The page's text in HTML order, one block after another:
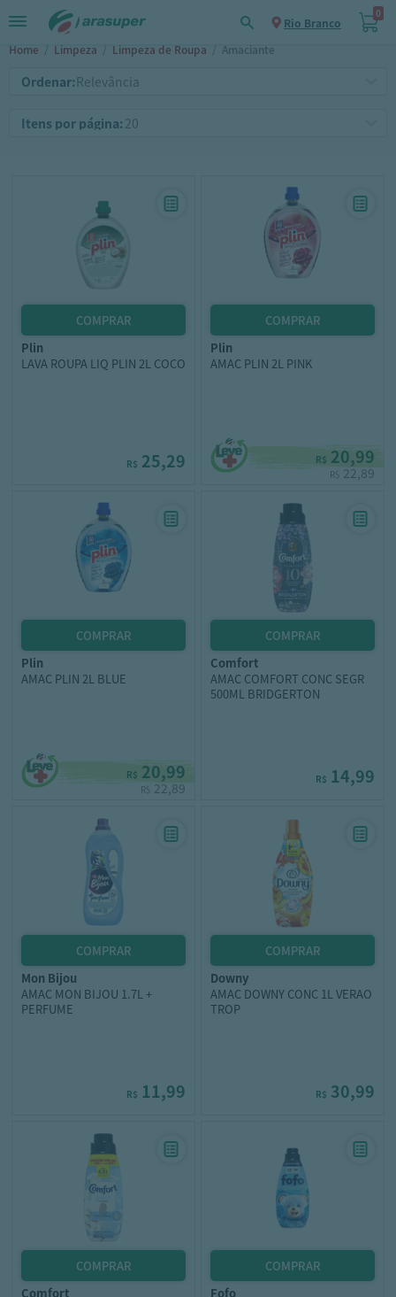
Rio Branco
0
Home / Limpeza / Limpeza de Roupa / Amaciante
Ordenar:
Itens por página:
plin
LAVA ROUPA LIQ PLIN 2L COCO
R$ 25,29
plin
AMAC PLIN 2L PINK
R$ 20,99
R$ 22,89
plin
AMAC PLIN 2L BLUE
R$ 20,99
R$ 22,89
comfort
AMAC COMFORT CONC SEGR
500ML BRIDGERTON
R$ 14,99
mon bijou
AMAC MON BIJOU 1.7L +
PERFUME
R$ 11,99
downy
AMAC DOWNY CONC 1L VERAO
TROP
R$ 30,99
comfort
fofo